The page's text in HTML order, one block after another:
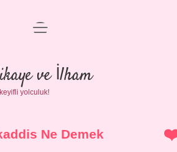
Anasayfa
Gizlilik Politikası
Yasal Uyarı
menüyü
ve İlham
yolculuk!
Ne Demek